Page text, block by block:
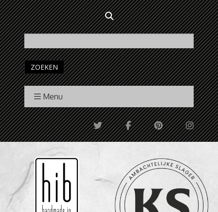
ZOEKEN
Menu